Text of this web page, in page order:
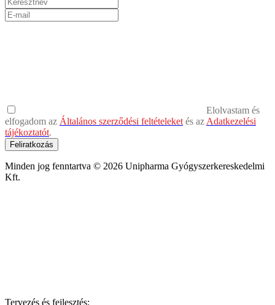
Elolvastam és
elfogadom az Általános szerződési feltételeket és az Adatkezelési
tájékoztatót.
Feliratkozás
Minden jog fenntartva © 2026 Unipharma Gyógyszerkereskedelmi
Kft.
Tervezés és fejlesztés: